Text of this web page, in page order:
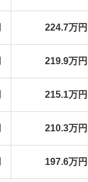
224.7万
219.9万
215.1万
210.3万
197.6万